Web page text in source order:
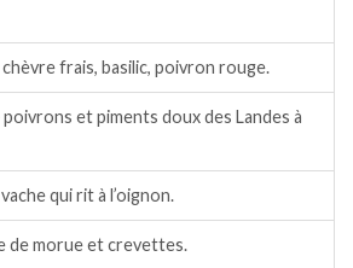
frais, basilic, poivron rouge.
et piments doux des Landes à
qui rit à l’oignon.
de morue et crevettes.